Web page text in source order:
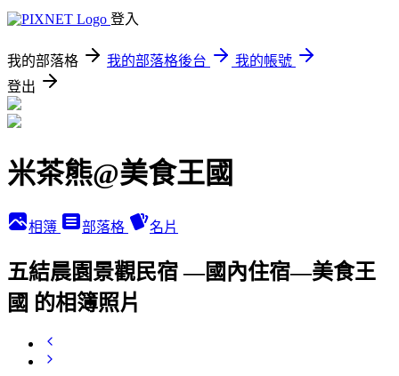
登入
我的部落格 我的部落格後台
我的帳號
登出
米茶熊@美食王國
相簿 部落格 名片
五結晨園景觀民宿 —國內住宿—美食王
國 的相簿照片